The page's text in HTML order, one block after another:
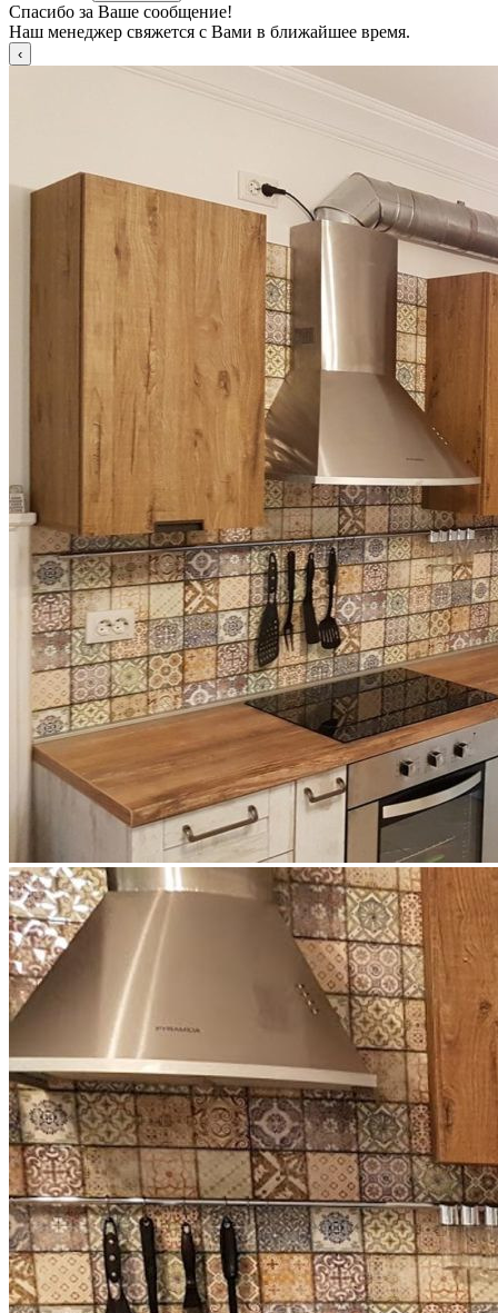
Спасибо за Ваше сообщение!
Наш менеджер свяжется с Вами в ближайшее время.